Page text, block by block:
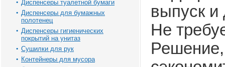
Диспенсеры туалетной бумаги
Диспенсеры для бумажных
полотенец
Диспенсеры гигиенических
покрытий на унитаз
Сушилки для рук
Контейнеры для мусора
выпуск и
Не
Решение,